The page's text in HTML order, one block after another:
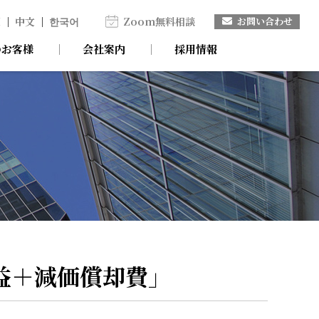
中文 한국어 Zoom無料相談 お問い合わせ
客様 会社案内 採用情報
減価償却費」